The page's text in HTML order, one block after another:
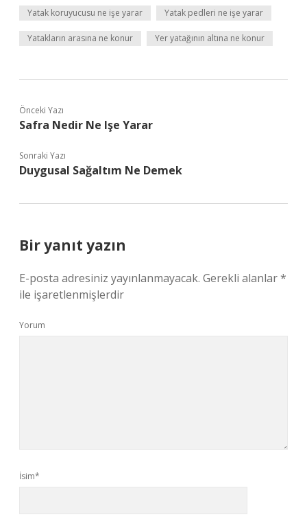
Yatak koruyucusu ne işe yarar Yatak pedleri ne işe yarar
Yatakların arasına ne konur Yer yatağının altına ne konur
Önceki Yazı
Safra Nedir Ne Işe Yarar
Sonraki Yazı
Duygusal Sağaltım Ne Demek
Bir yanıt yazın
E-posta adresiniz yayınlanmayacak. Gerekli alanlar*
ile işaretlenmişlerdir
Yorum
İsim*